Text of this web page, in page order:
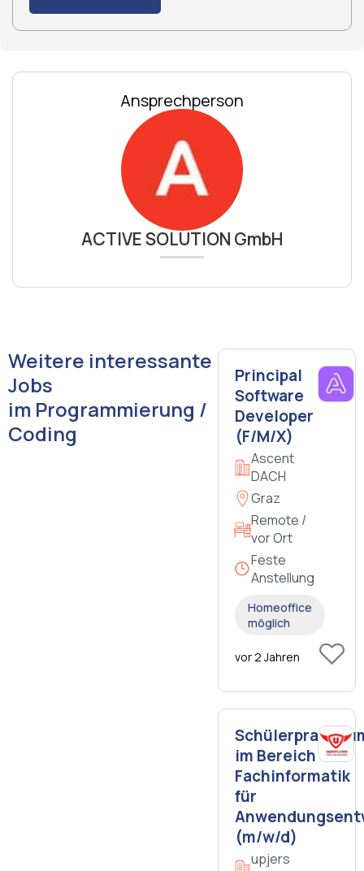
Ansprechperson
ACTIVE SOLUTION GmbH
Weitere interessante
Jobs
im Programmierung /
Coding
Principal
Software
Developer
(F/M/X)
Ascent
DACH
Graz
Remote /
vor Ort
Feste
Anstellung
Homeoffice
möglich
vor 2 Jahren
im Bereich
Fachinformatik
für
(m/w/d)
upjers